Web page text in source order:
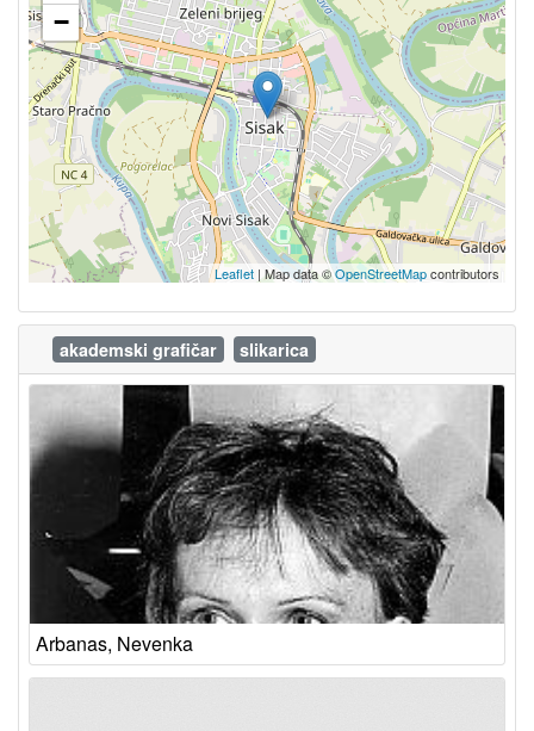
−
Leaflet | Map data ©OpenStreetMapcontributors
akademski grafičar slikarica
Arbanas, Nevenka